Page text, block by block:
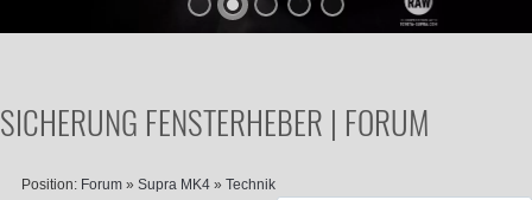
SICHERUNG FENSTERHEBER | FORUM
Position: Forum » Supra MK4 » Technik